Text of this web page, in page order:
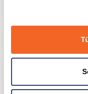
Yüksek lisans için
Minimum 2.7
Son iki
IELTS’den
her
şekilde
CV